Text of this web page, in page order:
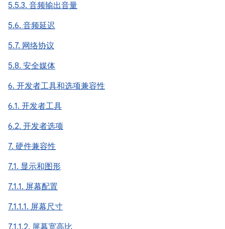
5.5.3. 音频输出音量
5.6. 音频延迟
5.7. 网络协议
5.8. 安全媒体
6. 开发者工具和选项兼容性
6.1. 开发者工具
6.2. 开发者选项
7. 硬件兼容性
7.1. 显示和图形
7.1.1. 屏幕配置
7.1.1.1. 屏幕尺寸
7.1.1.2. 屏幕宽高比